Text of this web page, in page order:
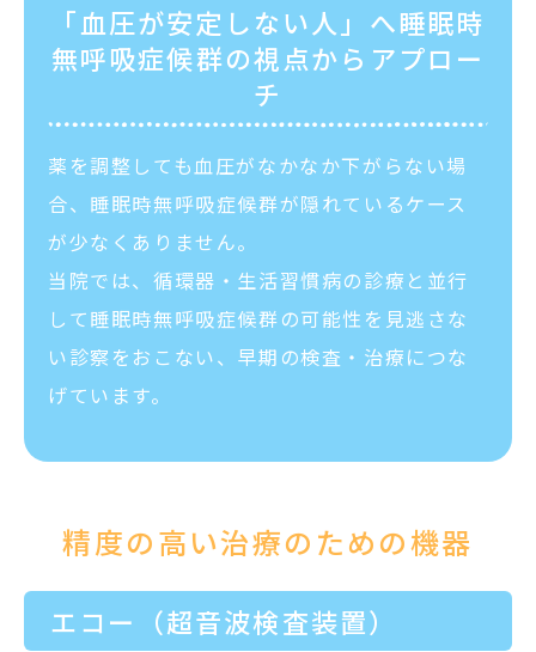
「血圧が安定しない人」へ睡眠時
無呼吸症候群の視点からアプロー
チ
薬を調整しても血圧がなかなか下がらない場
合、睡眠時無呼吸症候群が隠れているケース
が少なくありません。
当院では、循環器・生活習慣病の診療と並行
して睡眠時無呼吸症候群の可能性を見逃さな
い診察をおこない、早期の検査・治療につな
げています。
精度の高い治療のための機器
エコー（超音波検査装置）